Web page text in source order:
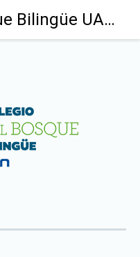
Colegio Del Bosque Bilingüe UAN - PARTICIPACIÓN EN EL XVI FESTIVAL DE CINE: INFANCIA Y ADOLESCENCIA 2025